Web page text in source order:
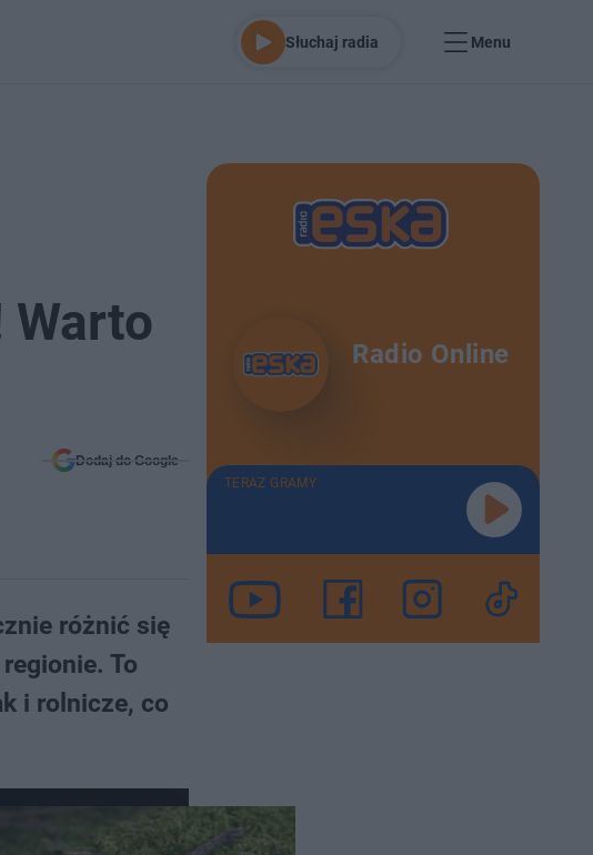
Słuchaj radia Menu
Dodaj do Google
różnić się
To
i rolnicze, co
Radio Online
TERAZ GRAMY